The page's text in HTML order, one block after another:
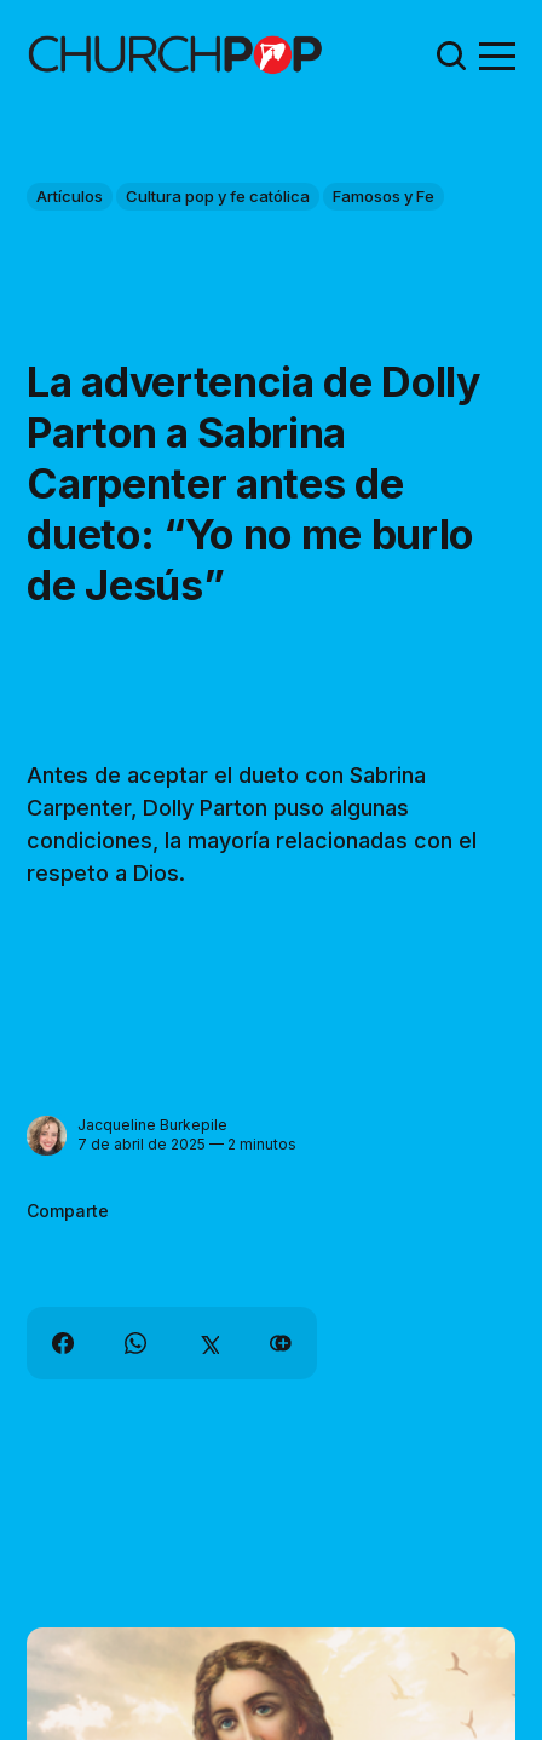
Artículos Cultura pop y fe católica Famosos y Fe
La advertencia de Dolly
Parton a Sabrina
Carpenter antes de
dueto: “Yo no me burlo
de Jesús”
Antes de aceptar el dueto con Sabrina
Carpenter, Dolly Parton puso algunas
condiciones, la mayoría relacionadas con el
respeto a Dios.
Jacqueline Burkepile
7 de abril de 2025 — 2 minutos
Comparte